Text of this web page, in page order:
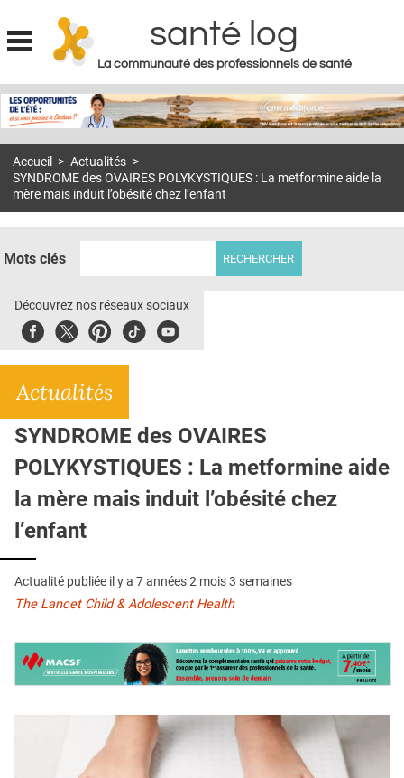
Jump to navigation
santé log
La communauté des professionnels de santé
MON COMPTE
S'ABONNER À LA REVUE SOIN À DOMICILE
E-REVUE SAD
THÉMA
CONTACT
Accueil > Actualités >
SYNDROME des OVAIRES POLYKYSTIQUES : La metformine aide la
mère mais induit l’obésité chez l’enfant
Mots clés
Découvrez nos réseaux sociaux
FacebookTwitterPinterest
TiktokYoubute
Actualités
SYNDROME des OVAIRES
POLYKYSTIQUES : La metformine aide
la mère mais induit l’obésité chez
l’enfant
Actualité publiée il y a 7 années 2 mois 3 semaines
The Lancet Child & Adolescent Health